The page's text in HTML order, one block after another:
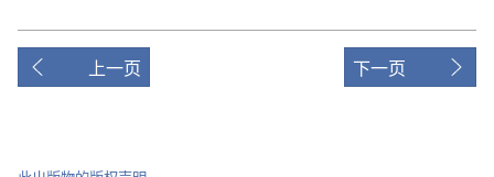
上一页 下一页